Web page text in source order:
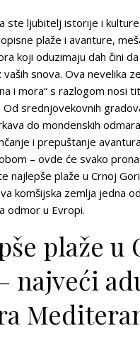
ste ljubitelj istorije i
plaže i avanture,
koji oduzimaju dah čini
snova. Ova nevelika
i mora“ s razlogom nosi
Od srednjovekovnih
do mondenskih
i prepuštanje
– ovde će svako
najlepše plaže u Crnoj Gori
komšijska zemlja jedna
odmor u Evropi.
plaže u
najveći